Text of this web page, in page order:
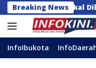
Langsung
ke
konten
Breaking News
Baru, Bakal Dilelang
InfoIbukota